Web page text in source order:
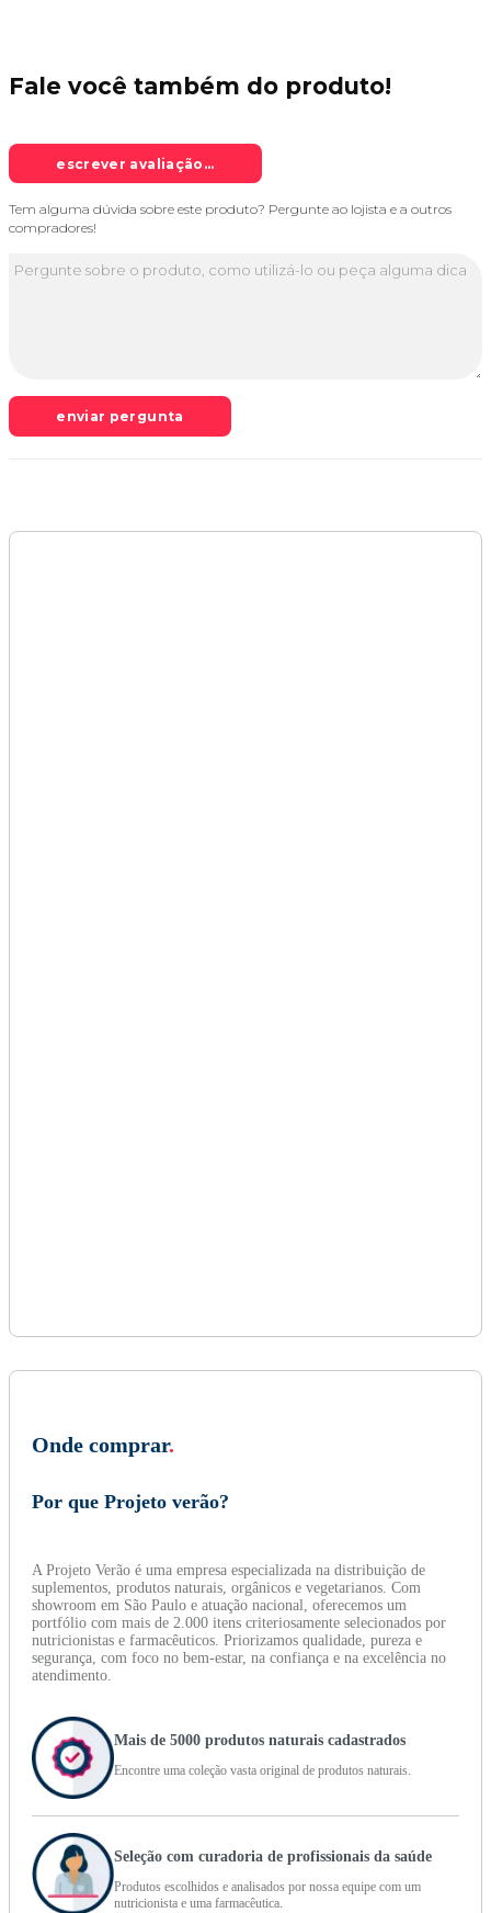
Fale você também do produto!
escrever avaliação...
Tem alguma dúvida sobre este produto? Pergunte ao lojista e a outros
compradores!
enviar pergunta
Onde comprar.
Por que Projeto verão?
A Projeto Verão é uma empresa especializada na distribuição de
suplementos, produtos naturais, orgânicos e vegetarianos. Com
showroom em São Paulo e atuação nacional, oferecemos um
portfólio com mais de 2.000 itens criteriosamente selecionados por
nutricionistas e farmacêuticos. Priorizamos qualidade, pureza e
segurança, com foco no bem-estar, na confiança e na excelência no
atendimento.
Mais de 5000 produtos naturais cadastrados
Encontre uma coleção vasta original de produtos naturais.
Seleção com curadoria de profissionais da saúde
Produtos escolhidos e analisados por nossa equipe com um
nutricionista e uma farmacêutica.